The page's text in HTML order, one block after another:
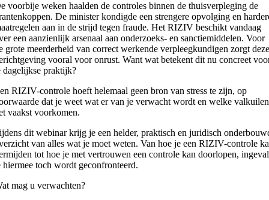
voorbije weken haalden de controles binnen de thuisverpleging de
De minister kondigde een strengere opvolging en
aan in de strijd tegen fraude. Het RIZIV beschikt vandaag
een aanzienlijk arsenaal aan onderzoeks- en sanctiemiddelen. Voor
grote meerderheid van correct werkende verpleegkundigen zorgt
vooral voor onrust. Want wat betekent dit nu concreet
dagelijkse praktijk?
RIZIV-controle hoeft helemaal geen bron van stress te zijn, op
dat je weet wat er van je verwacht wordt en welke valkuilen
vaakst voorkomen.
dit webinar krijg je een helder, praktisch en juridisch
van alles wat je moet weten. Van hoe je een RIZIV-controle
tot hoe je met vertrouwen een controle kan doorlopen, ingeval
hiermee toch wordt geconfronteerd.
mag u verwachten?